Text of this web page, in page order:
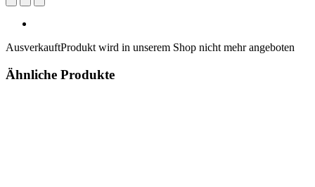
AusverkauftProdukt wird in unserem Shop nicht mehr angeboten
Ähnliche Produkte